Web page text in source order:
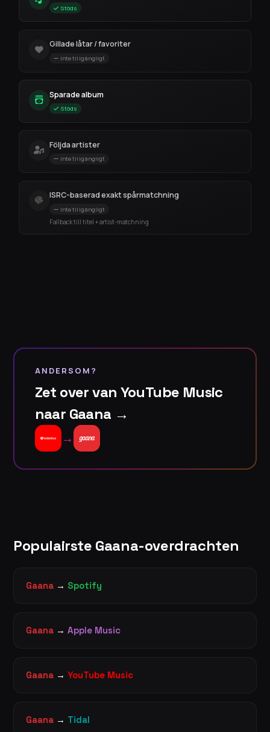
Stöds
Gillade låtar / favoriter
Inte tillgängligt
Sparade album
Stöds
Följda artister
Inte tillgängligt
ISRC-baserad exakt spårmatchning
Inte tillgängligt
Fallback till titel + artist-matchning
ANDERSOM?
Zet over van YouTube Music
naar Gaana →
→
Populairste Gaana-overdrachten
Gaana → Spotify
Gaana → Apple Music
Gaana → YouTube Music
Gaana → Tidal